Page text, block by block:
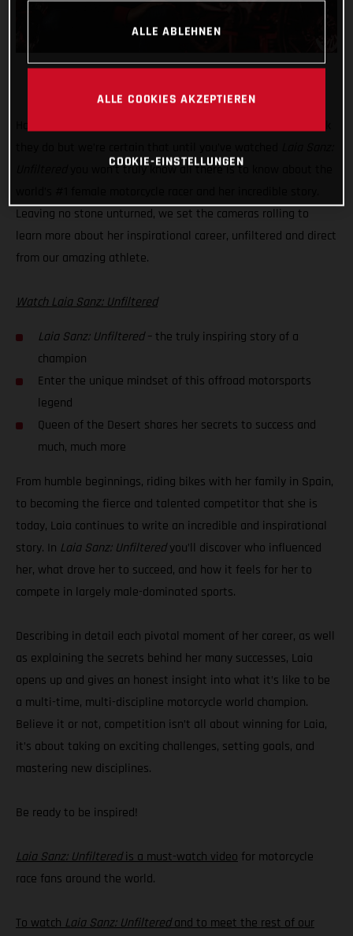
you won’t truly know all there is to know about the
Leaving no stone unturned, we set the cameras rolling to
learn more about her inspirational career, unfiltered and direct
from our amazing athlete.
Watch Laia Sanz: Unfiltered
Laia Sanz: Unfiltered– the truly inspiring story of a
champion
Enter the unique mindset of this offroad motorsports
legend
Queen of the Desert shares her secrets to success and
much, much more
From humble beginnings, riding bikes with her family in Spain,
to becoming the fierce and talented competitor that she is
today, Laia continues to write an incredible and inspirational
story. In Laia Sanz: Unfilteredyou’ll discover who influenced
her, what drove her to succeed, and how it feels for her to
compete in largely male-dominated sports.
Describing in detail each pivotal moment of her career, as well
as explaining the secrets behind her many successes, Laia
opens up and gives an honest insight into what it’s like to be
a multi-time, multi-discipline motorcycle world champion.
Believe it or not, competition isn’t all about winning for Laia,
it’s about taking on exciting challenges, setting goals, and
mastering new disciplines.
Be ready to be inspired!
Laia Sanz: Unfilteredis a must-watch video for motorcycle
race fans around the world.
To watchLaia Sanz: Unfilteredand to meet the rest of our
ALLE ABLEHNEN
ALLE COOKIES AKZEPTIEREN
COOKIE-EINSTELLUNGEN